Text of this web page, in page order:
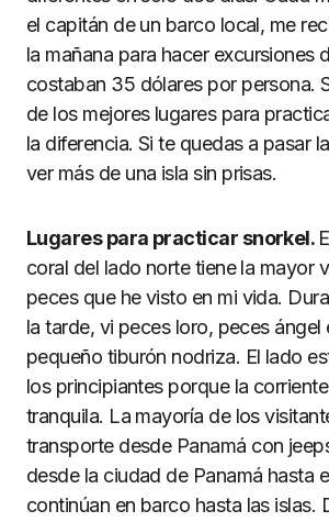
el capitán de un barco local, me
la mañana para hacer excursiones
costaban 35 dólares por persona.
de los mejores lugares para
la diferencia. Si te quedas a pasar
ver más de una isla sin prisas.
Lugares para practicar snorkel.
coral del lado norte tiene la mayor
peces que he visto en mi vida.
la tarde, vi peces loro, peces ángel
pequeño tiburón nodriza. El lado
los principiantes porque la
tranquila. La mayoría de los
transporte desde Panamá con
desde la ciudad de Panamá hasta
continúan en barco hasta las islas.